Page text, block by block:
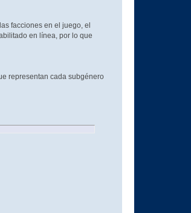
facciones en el juego, el
en línea, por lo que
representan cada subgénero